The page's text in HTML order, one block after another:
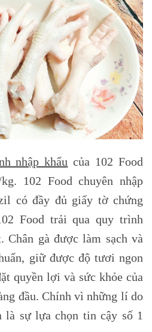
nhập khẩu của 102 Food
102 Food chuyên nhập
có đầy đủ giấy tờ chứng
Food trải qua quy trình
Chân gà được làm sạch và
giữ được độ tươi ngon
quyền lợi và sức khỏe của
đầu. Chính vì những lí do
là sự lựa chọn tin cậy số 1